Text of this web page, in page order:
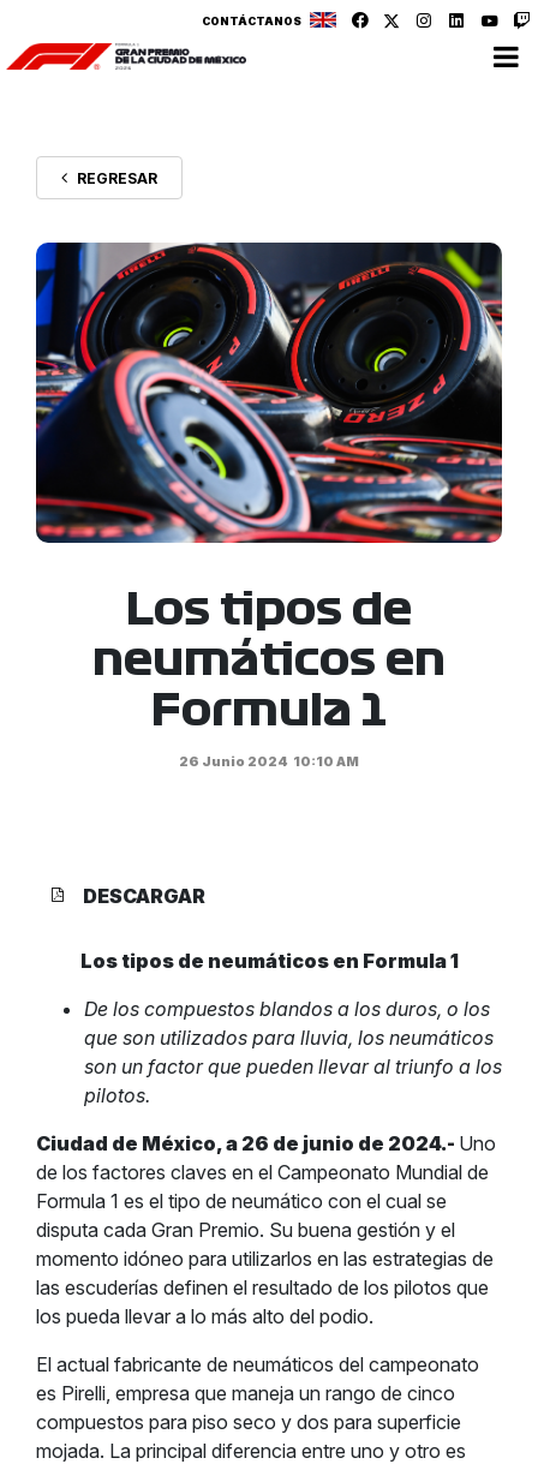
CONTÁCTANOS
REGRESAR
Los tipos de
neumáticos en
Formula 1
26 Junio 2024 10:10 AM
DESCARGAR
Los tipos de neumáticos en Formula 1
De los compuestos blandos a los duros, o los
que son utilizados para lluvia, los neumáticos
son un factor que pueden llevar al triunfo a los
pilotos.
Ciudad de México, a 26 de junio de 2024.- Uno
de los factores claves en el Campeonato Mundial de
Formula 1 es el tipo de neumático con el cual se
disputa cada Gran Premio. Su buena gestión y el
momento idóneo para utilizarlos en las estrategias de
las escuderías definen el resultado de los pilotos que
los pueda llevar a lo más alto del podio.
El actual fabricante de neumáticos del campeonato
es Pirelli, empresa que maneja un rango de cinco
compuestos para piso seco y dos para superficie
mojada. La principal diferencia entre uno y otro es